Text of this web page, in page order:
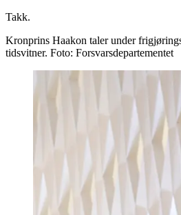
Takk.
Kronprins Haakon taler under
tidsvitner. Foto: Forsvarsdepartementet